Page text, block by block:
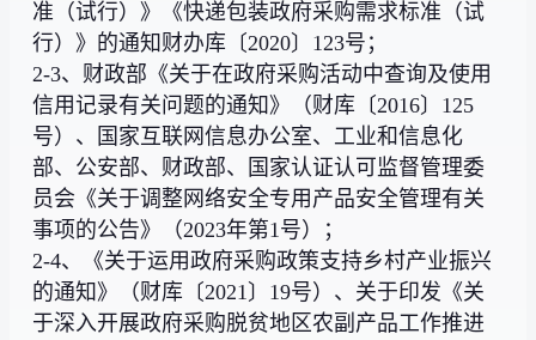
准（试行）》《快递包装政府采购需求标准（试
行）》的通知财办库〔2020〕123号；
2-3、财政部《关于在政府采购活动中查询及使用
信用记录有关问题的通知》（财库〔2016〕125
号）、国家互联网信息办公室、工业和信息化
部、公安部、财政部、国家认证认可监督管理委
员会《关于调整网络安全专用产品安全管理有关
事项的公告》（2023年第1号）；
2-4、《关于运用政府采购政策支持乡村产业振兴
的通知》（财库〔2021〕19号）、关于印发《关
于深入开展政府采购脱贫地区农副产品工作推进